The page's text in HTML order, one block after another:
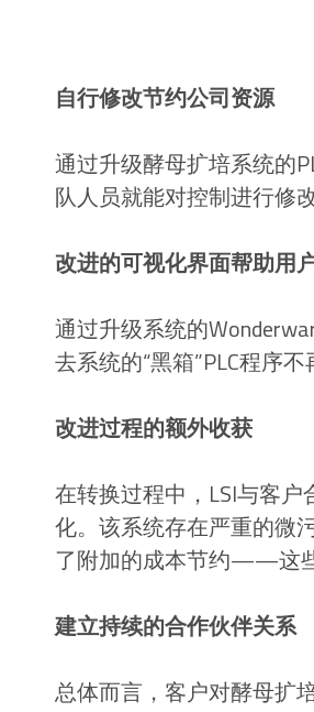
自行修改节约公司资源
通过升级酵母扩培系统的
队人员就能对控制进行修
改进的可视化界面帮助用
通过升级系统的
去系统的“黑箱”PLC程序
改进过程的额外收获
在转换过程中，LSI与客
化。该系统存在严重的微
了附加的成本节约——这些
建立持续的合作伙伴关系
总体而言，客户对酵母扩